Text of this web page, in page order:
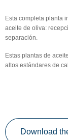
Esta completa planta
aceite de oliva:
separación.
Estas plantas de
altos estándares de
Download